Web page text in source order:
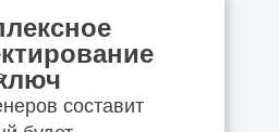
составит